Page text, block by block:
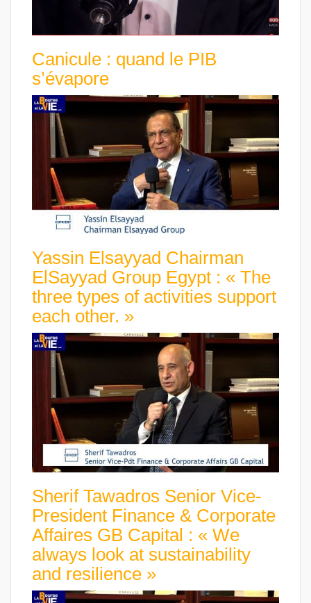
Canicule : quand le PIB
s’évapore
Yassin Elsayyad Chairman
ElSayyad Group Egypt : « The
three types of activities support
each other. »
Sherif Tawadros Senior Vice-
President Finance & Corporate
Affaires GB Capital : « We
always look at sustainability
and resilience »